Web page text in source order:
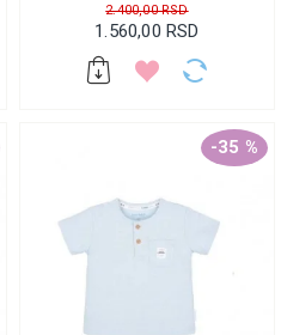
1.560,00 RSD
2.400,00 RSD
-35 %